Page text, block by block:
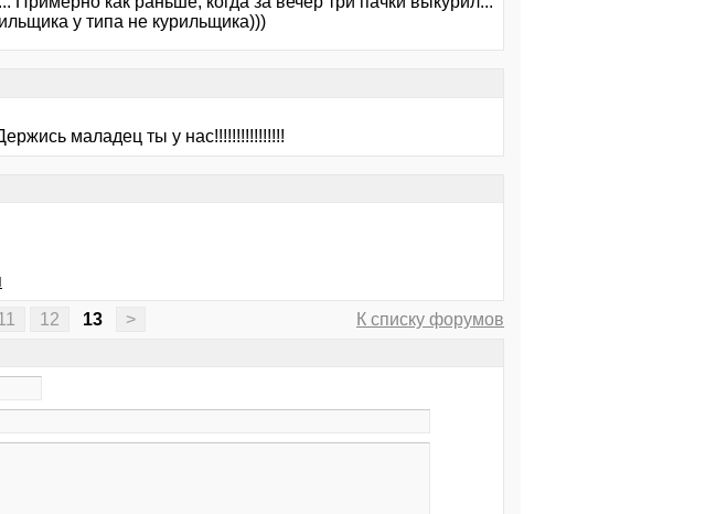
у типа не курильщика)))
маладец ты у нас!!!!!!!!!!!!!!!!
12 13 >
К списку форумов